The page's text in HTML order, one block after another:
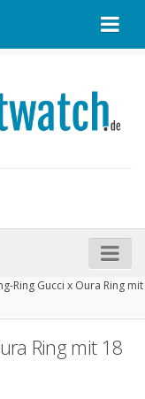
Ring Gucci x Oura Ring mit
Ring mit 18